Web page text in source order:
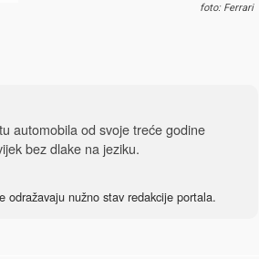
foto: Ferrari
automobila od svoje treće godine
bez dlake na jeziku.
odražavaju nužno stav redakcije portala.